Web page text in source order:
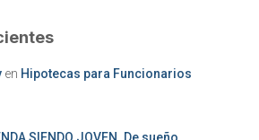
en Hipotecas para Funcionarios
SIENDO JOVEN. De sueño